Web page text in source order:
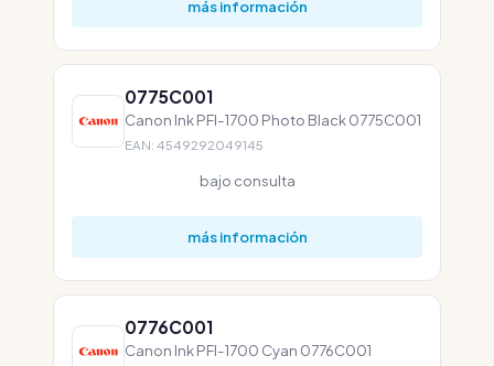
más información
0775C001
Canon Ink PFI-1700 Photo Black 0775C001
EAN: 4549292049145
bajo consulta
más información
0776C001
Canon Ink PFI-1700 Cyan 0776C001